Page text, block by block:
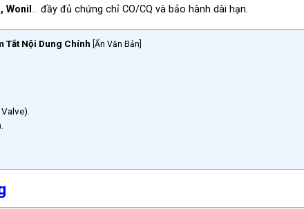
Wonil … đầy đủ chứng chỉ CO/CQ và bảo hành dài hạn.
Tắt Nội Dung Chính Ẩn Văn Bản